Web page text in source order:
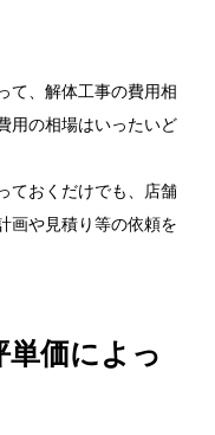
て、解体工事の費用相
用の相場はいったいど
ておくだけでも、店舗
画や見積り等の依頼を
単価によっ